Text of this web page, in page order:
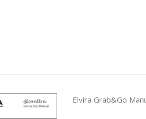
Elvira Grab&Go